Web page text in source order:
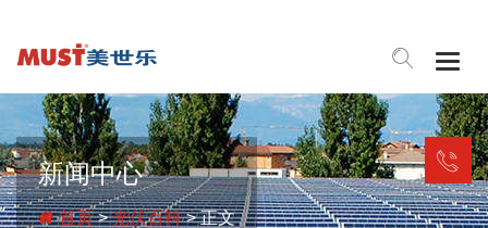
新闻中心
首页>光伏百科> 正文